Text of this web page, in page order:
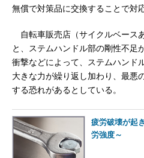
無償で対策品に交換することで対
自転車販売店（サイクルベース
と、ステムハンドル部の剛性不足
衝撃などによって、ステムハンド
大きな力が繰り返し加わり、最悪
する恐れがあるとしている。
疲労破壊が起
労強度～